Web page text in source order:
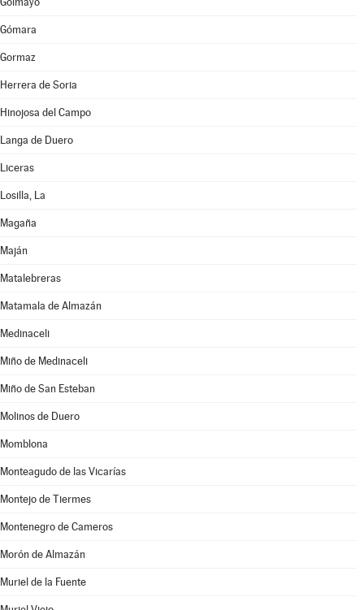
Gómara
Gormaz
Herrera de Soria
Hinojosa del Campo
Langa de Duero
Liceras
Losilla, La
Magaña
Maján
Matalebreras
Matamala de Almazán
Medinaceli
Miño de Medinaceli
Miño de San Esteban
Molinos de Duero
Momblona
Monteagudo de las Vicarías
Montejo de Tiermes
Montenegro de Cameros
Morón de Almazán
Muriel de la Fuente